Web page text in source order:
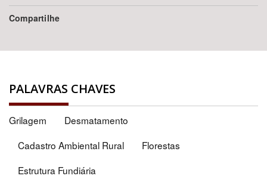
Compartilhe
PALAVRAS CHAVES
Grilagem
Desmatamento
Cadastro Ambiental Rural
Florestas
Estrutura Fundiária